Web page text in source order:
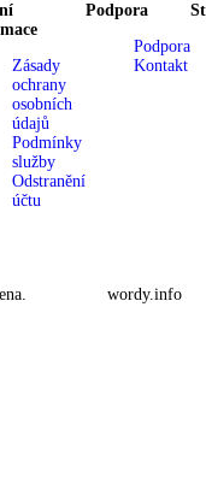
Zásady
ochrany
osobních
údajů
Podmínky
služby
Odstranění
účtu
Podpora
Podpora
Kontakt
wordy.info